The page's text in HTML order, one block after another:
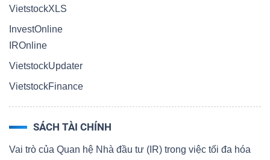
VietstockXLS
InvestOnline
IROnline
VietstockUpdater
VietstockFinance
SÁCH TÀI CHÍNH
Vai trò của Quan hệ Nhà đầu tư (IR) trong việc tối đa hóa